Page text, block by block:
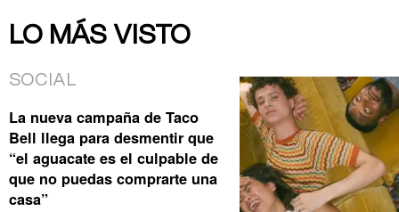
LO MÁS VISTO
SOCIAL
La nueva campaña de Taco
Bell llega para desmentir que
“el aguacate es el culpable de
que no puedas comprarte una
casa”